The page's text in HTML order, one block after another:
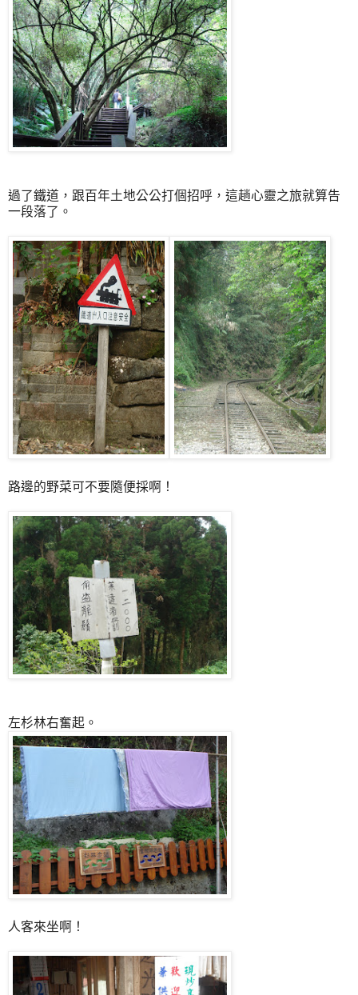
過了鐵道，跟百年土地公公打個招呼，這趟心靈之旅就算告
一段落了。
路邊的野菜可不要隨便採啊！
左杉林右奮起。
人客來坐啊！